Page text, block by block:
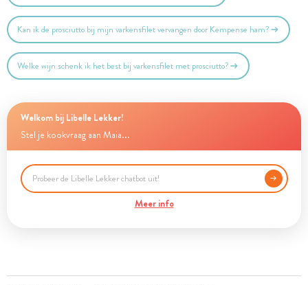
Kan ik de prosciutto bij mijn varkensfilet vervangen door Kempense ham?
Welke wijn schenk ik het best bij varkensfilet met prosciutto?
Welkom bij Libelle Lekker!
Stel je kookvraag aan Maia...
Meer info